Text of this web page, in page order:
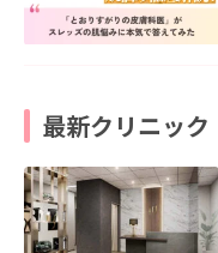
最新クリニック